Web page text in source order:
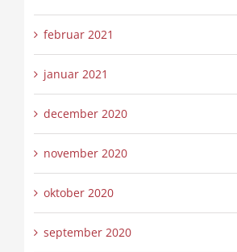
februar 2021
januar 2021
december 2020
november 2020
oktober 2020
september 2020